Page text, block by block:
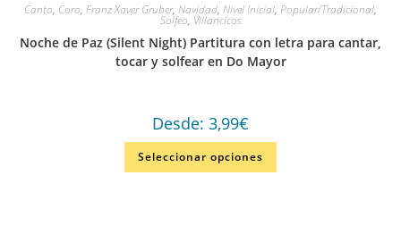
Canto, Coro, Franz Xaver Gruber, Navidad, Nivel Inicial, Popular/Tradicional,
Solfeo, Villancicos
Noche de Paz (Silent Night) Partitura con letra para cantar,
tocar y solfear en Do Mayor
Desde: 3,99€
Seleccionar opciones